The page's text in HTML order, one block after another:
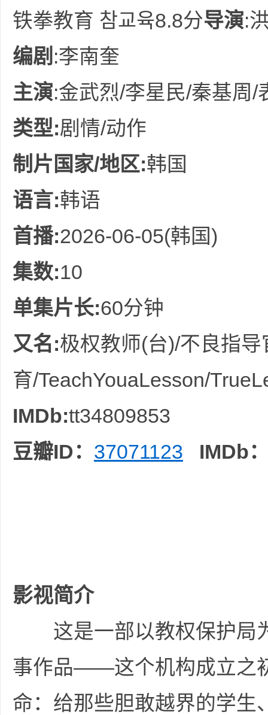
铁拳教育 참교육8.8分导演:
编剧 :李南奎
主演:金武烈/李星民/秦基周/
类型:剧情/动作
制片国家/地区:韩国
语言:韩语
首播:2026-06-05(韩国)
集数:10
单集片长:60分钟
又名:极权教师(台)/不良指导
育/TeachYouaLesson/
IMDb:tt34809853
豆瓣ID： 37071123 IMDb
影视简介
这是一部以教权保护局
事作品——这个机构成立之
命：给那些胆敢越界的学生